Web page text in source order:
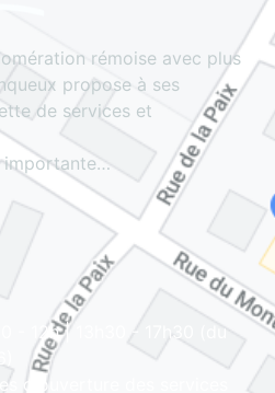
rémoise avec plus
propose à ses
de services et
importante…
- 12h | 13h30 - 17h30 (du
d'ouverture des services